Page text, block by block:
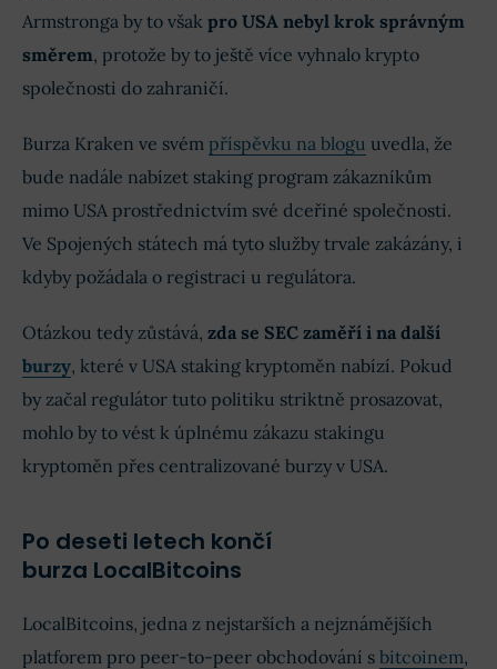
Armstronga by to však pro USA nebyl krok správným
směrem, protože by to ještě více vyhnalo krypto
společnosti do zahraničí.
Burza Kraken ve svém příspěvku na blogu uvedla, že
bude nadále nabízet staking program zákazníkům
mimo USA prostřednictvím své dceřiné společnosti.
Ve Spojených státech má tyto služby trvale zakázány, i
kdyby požádala o registraci u regulátora.
Otázkou tedy zůstává, zda se SEC zaměří i na další
burzy, které v USA staking kryptoměn nabízí. Pokud
by začal regulátor tuto politiku striktně prosazovat,
mohlo by to vést k úplnému zákazu stakingu
kryptoměn přes centralizované burzy v USA.
Po deseti letech končí
burza LocalBitcoins
LocalBitcoins, jedna z nejstarších a nejznámějších
platforem pro peer-to-peer obchodování s bitcoinem,